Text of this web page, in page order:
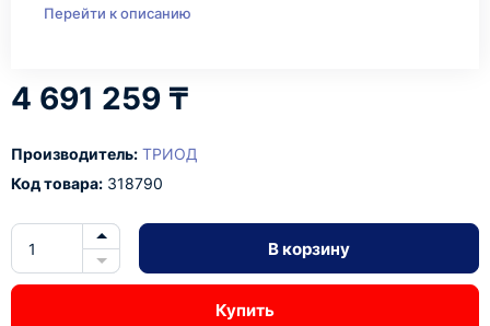
Перейти к описанию
4 691 259 ₸
Производитель: ТРИОД
Код товара: 318790
В корзину
Купить